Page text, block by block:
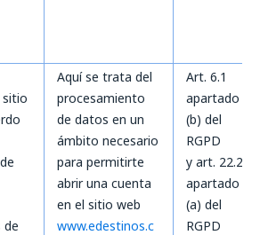
sitio
de
Aquí se trata del
procesamiento
de datos en un
ámbito necesario
para permitirte
abrir una cuenta
en el sitio web
www.edestinos.c
Art. 6.1
apartado
(b) del
RGPD
y art. 22.2
apartado
(a) del
RGPD